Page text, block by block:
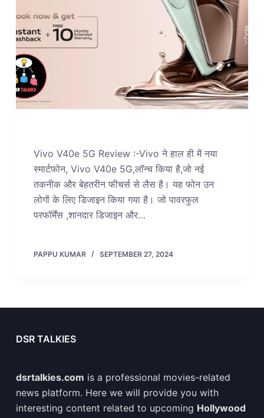
Vivo V40e 5G Review :-Vivo ने हाल ही में नया
स्मार्टफोन, Vivo V40e 5G,लॉन्च किया है,जो नई
तकनीक और बेहतरीन फीचर्स से लैस है। यह फोन उन
लोगों के लिए डिजाइन किया गया है। जो पावरफुल
परफॉर्मेंस ,शानदार डिजाइन और…
PAPPU KUMAR SEPTEMBER 27, 2024
DSR TALKIES
dsrtalkies.com is a professional movies-related
news platform. Here we will provide you with
interesting content related to upcoming Hollywood